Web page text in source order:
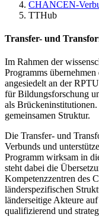
CHANCEN-
TTHub
Transfer- und
Im Rahmen der
Programms
angesiedelt an der
für Bildungsforschung
als
gemeinsamen Struktur.
Die Transfer- und
Verbunds und
Programm wirksam in
steht dabei die
Kompetenzzentren des
länderspezifischen
länderseitige Akteure
qualifizierend und